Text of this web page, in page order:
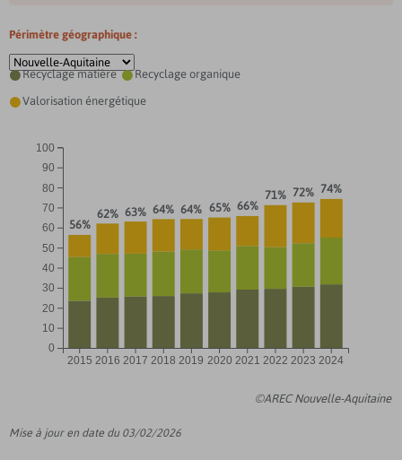
Périmètre géographique :
Recyclage matière  Recyclage organique
Valorisation énergétique
©AREC Nouvelle-Aquitaine
2015 2016 2017 2018 2019 2020 2021 2022 2023 2024
0
10
20
30
40
50
60
70
80
90
100
56%
62%
74%
64%
71%
64%
65%
72%
63%
66%
Mise à jour en date du 03/02/2026